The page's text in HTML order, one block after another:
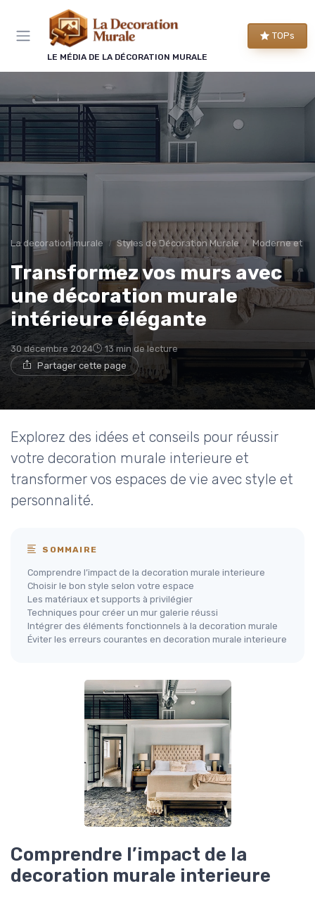
LE MÉDIA DE LA DÉCORATION MURALE
TOPs
La decoration murale Styles de Décoration Murale Moderne et
Transformez vos murs avec
une décoration murale
intérieure élégante
30 décembre 2024
13 min de lecture
Partager cette page
Explorez des idées et conseils pour réussir
votre decoration murale interieure et
transformer vos espaces de vie avec style et
personnalité.
SOMMAIRE
Comprendre l’impact de la decoration murale interieure
Choisir le bon style selon votre espace
Les matériaux et supports à privilégier
Techniques pour créer un mur galerie réussi
Intégrer des éléments fonctionnels à la decoration murale
Éviter les erreurs courantes en decoration murale interieure
Comprendre l’impact de la
decoration murale interieure
Panneau de gestion des cookies